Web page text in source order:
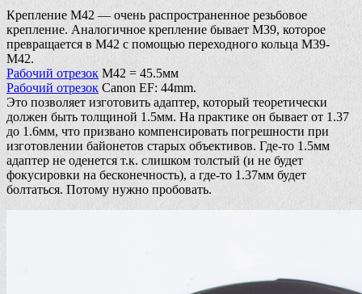
Крепление М42 — очень распространенное резьбовое
крепление. Аналогичное крепление бывает М39, которое
превращается в М42 с помощью переходного кольца М39-
М42.
Рабочий отрезок М42 = 45.5мм
Рабочий отрезок Canon EF: 44mm.
Это позволяет изготовить адаптер, который теоретически
должен быть толщиной 1.5мм. На практике он бывает от 1.37
до 1.6мм, что призвано компенсировать погрешности при
изготовлении байонетов старых объективов. Где-то 1.5мм
адаптер не оденется т.к. слишком толстый (и не будет
фокусировки на бесконечность), а где-то 1.37мм будет
болтаться. Потому нужно пробовать.